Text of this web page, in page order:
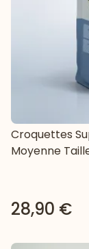
Croquettes
Moyenne
28,90 €